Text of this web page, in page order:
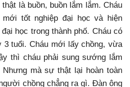
là buồn, buồn lắm lắm. Cháu
tốt nghiệp đại học và hiện
học trong thành phố. Cháu có
3 tuổi. Cháu mới lấy chồng, vừa
thì cháu phải sung sướng lắm
mà sự thật lại hoàn toàn
chồng chẳng ra gì. Đàn ông